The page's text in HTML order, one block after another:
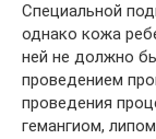
Специальной
однако кожа
ней не должно
проведением
проведения
гемангиом,